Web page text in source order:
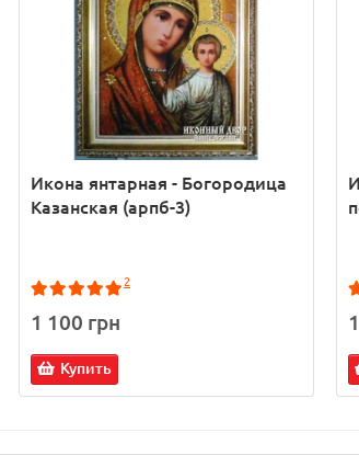
Икона янтарная - Богородица
Казанская (арпб-3)
2
1 100 грн
Купить